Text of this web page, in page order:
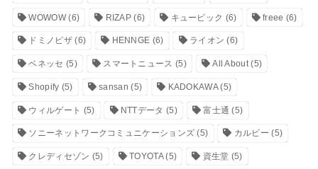
WOWOW(6) RIZAP (6) キュービック (6) freee (6)
ドミノピザ(6) HENNGE (6) ライオン (6)
ベネッセ (5) スマートニュース (5) All About(5)
Shopify (5) sansan (5) KADOKAWA(5)
ウィルゲート (5) NTTデータ (5) 富士通 (5)
ソニーネットワークコミュニケーションズ (5) カルビー (5)
クレディセゾン (5) TOYOTA(5) 資生堂 (5)